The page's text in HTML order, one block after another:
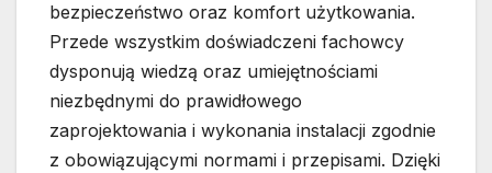
bezpieczeństwo oraz komfort użytkowania.
Przede wszystkim doświadczeni fachowcy
dysponują wiedzą oraz umiejętnościami
niezbędnymi do prawidłowego
zaprojektowania i wykonania instalacji zgodnie
z obowiązującymi normami i przepisami. Dzięki